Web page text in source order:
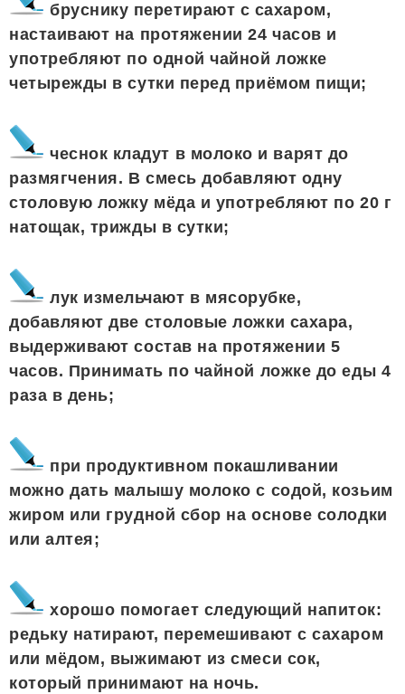
бруснику перетирают с сахаром,
настаивают на протяжении 24 часов и
употребляют по одной чайной ложке
четырежды в сутки перед приёмом пищи;
чеснок кладут в молоко и варят до
размягчения. В смесь добавляют одну
столовую ложку мёда и употребляют по 20 г
натощак, трижды в сутки;
лук измельчают в мясорубке,
добавляют две столовые ложки сахара,
выдерживают состав на протяжении 5
часов. Принимать по чайной ложке до еды 4
раза в день;
при продуктивном покашливании
можно дать малышу молоко с содой, козьим
жиром или грудной сбор на основе солодки
или алтея;
хорошо помогает следующий напиток:
редьку натирают, перемешивают с сахаром
или мёдом, выжимают из смеси сок,
который принимают на ночь.